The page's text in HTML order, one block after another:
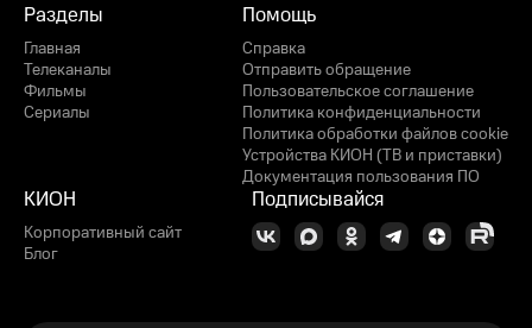
Разделы
Главная
Телеканалы
Фильмы
Сериалы
Помощь
Справка
Отправить обращение
Пользовательское соглашение
Политика конфиденциальности
Политика обработки файлов cookie
Устройства КИОН (ТВ и приставки)
Документация пользования ПО
КИОН
Корпоративный сайт
Блог
Подписывайся